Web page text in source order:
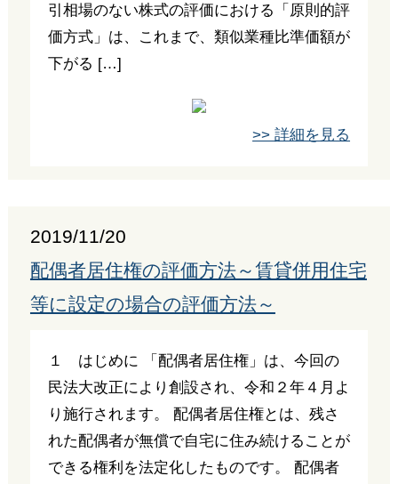
引相場のない株式の評価における「原則的評
価方式」は、これまで、類似業種比準価額が
下がる […]
>> 詳細を見る
2019/11/20
配偶者居住権の評価方法～賃貸併用住宅
等に設定の場合の評価方法～
１ はじめに 「配偶者居住権」は、今回の
民法大改正により創設され、令和２年４月よ
り施行されます。 配偶者居住権とは、残さ
れた配偶者が無償で自宅に住み続けることが
できる権利を法定化したものです。 配偶者